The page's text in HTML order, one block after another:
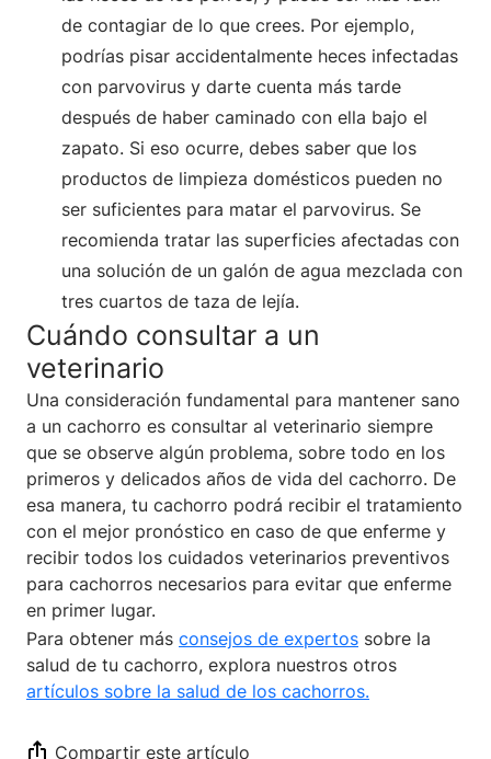
de contagiar de lo que crees. Por ejemplo,
podrías pisar accidentalmente heces infectadas
con parvovirus y darte cuenta más tarde
después de haber caminado con ella bajo el
zapato. Si eso ocurre, debes saber que los
productos de limpieza domésticos pueden no
ser suficientes para matar el parvovirus. Se
recomienda tratar las superficies afectadas con
una solución de un galón de agua mezclada con
tres cuartos de taza de lejía.
Cuándo consultar a un
veterinario
Una consideración fundamental para mantener sano
a un cachorro es consultar al veterinario siempre
que se observe algún problema, sobre todo en los
primeros y delicados años de vida del cachorro. De
esa manera, tu cachorro podrá recibir el tratamiento
con el mejor pronóstico en caso de que enferme y
recibir todos los cuidados veterinarios preventivos
para cachorros necesarios para evitar que enferme
en primer lugar.
Para obtener más consejos de expertos sobre la
salud de tu cachorro, explora nuestros otros
artículos sobre la salud de los cachorros.
Compartir este artículo